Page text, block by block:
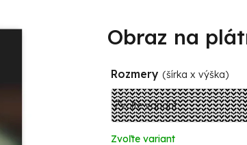
Obraz na
Rozmery (šírka x výška)
Zvoľte variant